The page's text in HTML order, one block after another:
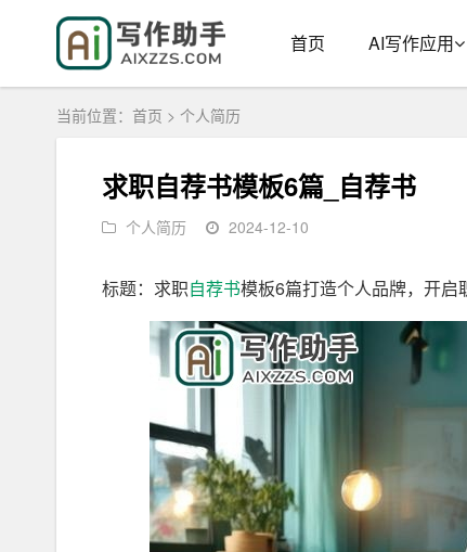
首页 AI写作应用
当前位置： 首页 > 个人简历
求职自荐书模板6篇_自荐书
个人简历 2024-12-10
标题：求职自荐书模板6篇打造个人品牌，开启